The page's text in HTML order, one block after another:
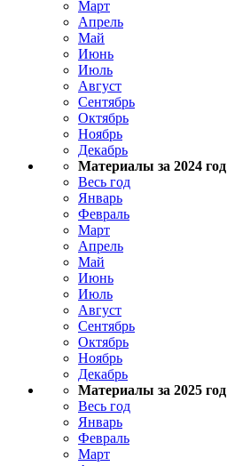
Март
Апрель
Май
Июнь
Июль
Август
Сентябрь
Октябрь
Ноябрь
Декабрь
Материалы за 2024 год
Весь год
Январь
Февраль
Март
Апрель
Май
Июнь
Июль
Август
Сентябрь
Октябрь
Ноябрь
Декабрь
Материалы за 2025 год
Весь год
Январь
Февраль
Март